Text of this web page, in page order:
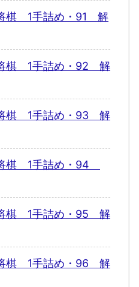
棋 1手詰め・91 解
棋 1手詰め・92 解
棋 1手詰め・93 解
棋 1手詰め・94
棋 1手詰め・95 解
棋 1手詰め・96 解